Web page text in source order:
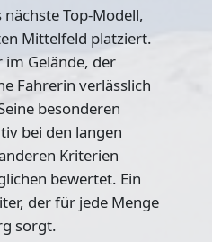
Top-Modell,
Mittelfeld platziert.
im Gelände, der
Fahrerin verlässlich
besonderen
bei den langen
Kriterien
bewertet. Ein
der für jede Menge
sorgt.